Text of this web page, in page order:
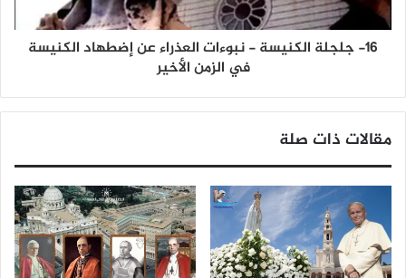
16- جلجلة الكنيسة - نبوءات العذراء عن إضطهاد الكنيسة
في الزمن الأخير
مقالات ذات صلة